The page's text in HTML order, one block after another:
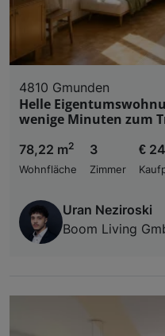
4810 Gmunden
Helle
wenige Minuten zum
78,22 m2
Wohnfläche
3
Zimmer
€
Uran Neziroski
Boom Living